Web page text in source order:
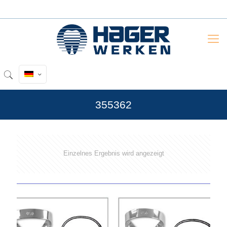
355362
Einzelnes Ergebnis wird angezeigt